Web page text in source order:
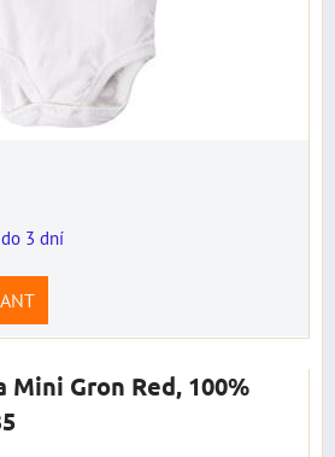
3 dní
Gron Red, 100%